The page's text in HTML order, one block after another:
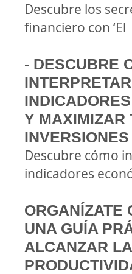
Descubre los
financiero con ‘El
- DESCUBRE
Y MAXIMIZAR
INVERSIONES
Descubre cómo
indicadores
ORGANÍZATE
UNA GUÍA
ALCANZAR LA